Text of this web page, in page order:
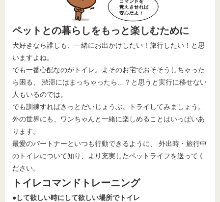
ペットとの暮らしをもっと楽しむために
犬好きなら誰しも、一緒にお出かけしたい！旅行したい！と思
いますよね。
でも一番心配なのがトイレ。よそのお宅でおそそうしちゃった
ら困る、 渋滞にはまっちゃったら…？と思うと実行に移せない
人もいるのでは。
でも訓練すればきっとだいじょうぶ。トライしてみましょう。
外の世界にも、ワンちゃんと一緒に楽しめることはいっぱいあ
ります。
最愛のパートナーといつも行動できるように、 外出時・旅行中
のトイレについて知り、より充実したペットライフを送ってく
ださい。
トイレコマンドトレーニング
●して欲しい時にして欲しい場所でトイレ